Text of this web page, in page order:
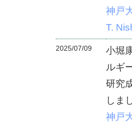
神戸
T.
2025/07/09
小堀
ルギ
研究
しま
神戸